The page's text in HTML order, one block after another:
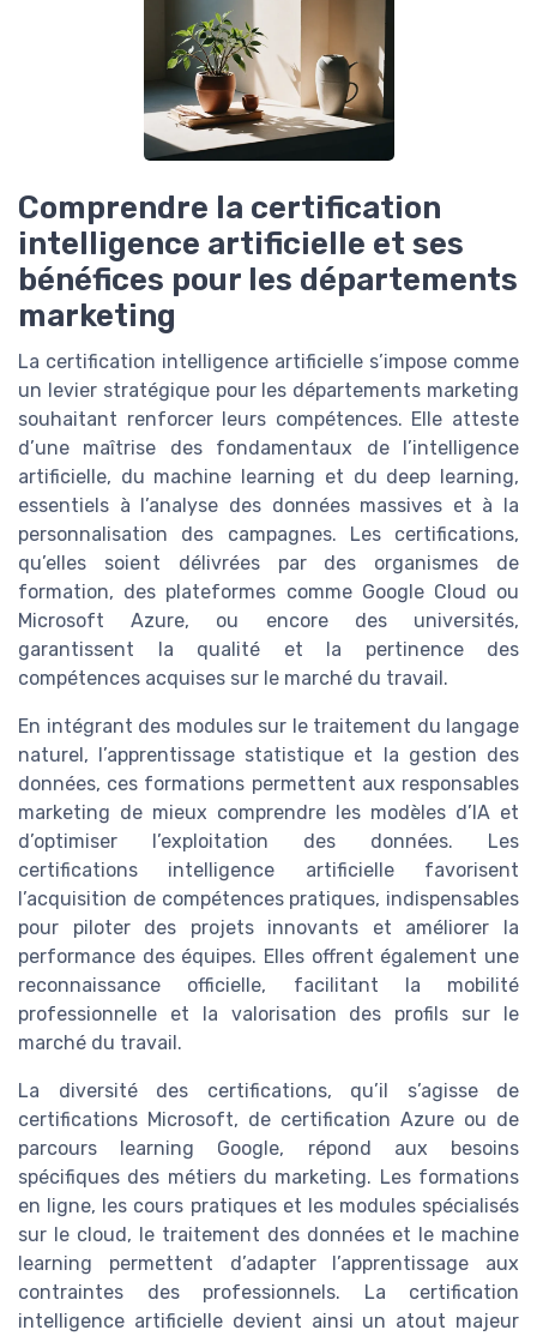
Comprendre la certification
intelligence artificielle et ses
bénéfices pour les départements
marketing
La certification intelligence artificielle s’impose comme
un levier stratégique pour les départements marketing
souhaitant renforcer leurs compétences. Elle atteste
d’une maîtrise des fondamentaux de l’intelligence
artificielle, du machine learning et du deep learning,
essentiels à l’analyse des données massives et à la
personnalisation des campagnes. Les certifications,
qu’elles soient délivrées par des organismes de
formation, des plateformes comme Google Cloud ou
Microsoft Azure, ou encore des universités,
garantissent la qualité et la pertinence des
compétences acquises sur le marché du travail.
En intégrant des modules sur le traitement du langage
naturel, l’apprentissage statistique et la gestion des
données, ces formations permettent aux responsables
marketing de mieux comprendre les modèles d’IA et
d’optimiser l’exploitation des données. Les
certifications intelligence artificielle favorisent
l’acquisition de compétences pratiques, indispensables
pour piloter des projets innovants et améliorer la
performance des équipes. Elles offrent également une
reconnaissance officielle, facilitant la mobilité
professionnelle et la valorisation des profils sur le
marché du travail.
La diversité des certifications, qu’il s’agisse de
certifications Microsoft, de certification Azure ou de
parcours learning Google, répond aux besoins
spécifiques des métiers du marketing. Les formations
en ligne, les cours pratiques et les modules spécialisés
sur le cloud, le traitement des données et le machine
learning permettent d’adapter l’apprentissage aux
contraintes des professionnels. La certification
intelligence artificielle devient ainsi un atout majeur